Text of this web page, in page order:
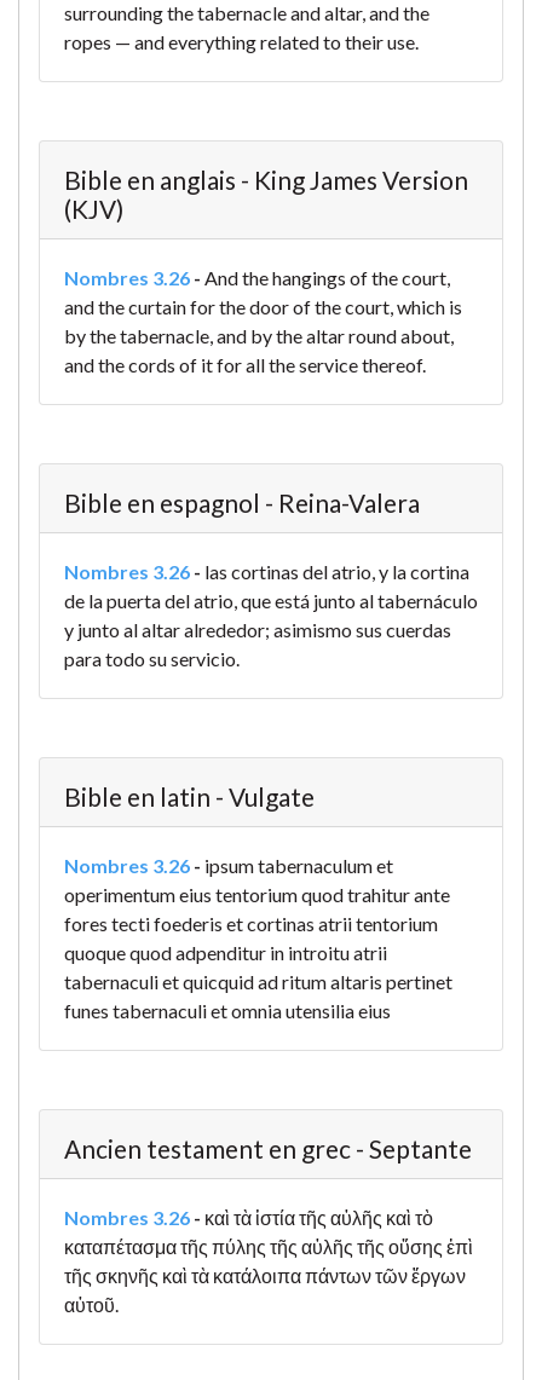
surrounding the tabernacle and altar, and the
ropes — and everything related to their use.
Bible en anglais - King James Version
(KJV)
Nombres 3.26 - And the hangings of the court,
and the curtain for the door of the court, which is
by the tabernacle, and by the altar round about,
and the cords of it for all the service thereof.
Bible en espagnol - Reina-Valera
Nombres 3.26 - las cortinas del atrio, y la cortina
de la puerta del atrio, que está junto al tabernáculo
y junto al altar alrededor; asimismo sus cuerdas
para todo su servicio.
Bible en latin - Vulgate
Nombres 3.26 - ipsum tabernaculum et
operimentum eius tentorium quod trahitur ante
fores tecti foederis et cortinas atrii tentorium
quoque quod adpenditur in introitu atrii
tabernaculi et quicquid ad ritum altaris pertinet
funes tabernaculi et omnia utensilia eius
Ancien testament en grec - Septante
Nombres 3.26 - καὶ τὰ ἱστία τῆς αὐλῆς καὶ τὸ
καταπέτασμα τῆς πύλης τῆς αὐλῆς τῆς οὔσης ἐπὶ
τῆς σκηνῆς καὶ τὰ κατάλοιπα πάντων τῶν ἔργων
αὐτοῦ.